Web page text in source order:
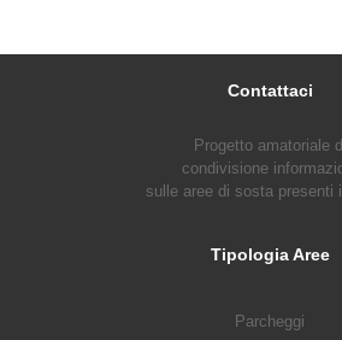
Contattaci
Progetto amatoriale
condivisione
sulle aree di sosta presenti
Tipologia Aree
Parcheggi